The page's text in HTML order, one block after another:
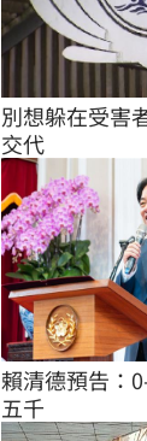
別想躲在受害
交代
賴清德預告：
五千